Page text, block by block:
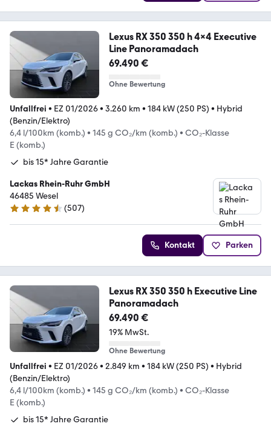
Lexus RX 350 350 h 4x4 Executive
Line Panoramadach
69.490 €
Ohne Bewertung
Unfallfrei • EZ 01/2026• 3.260 km • 184 kW (250 PS) • Hybrid
(Benzin/Elektro)
6,4 l/100km (komb.) • 145 g CO₂/km (komb.) • CO₂-Klasse
E (komb.)
bis 15* Jahre Garantie
Lackas Rhein-Ruhr GmbH
46485 Wesel
4.6 Sterne
(507)
Kontakt Parken
Lexus RX 350 350 h Executive Line
Panoramadach
69.490 €
19% MwSt.
Ohne Bewertung
Unfallfrei • EZ 01/2026• 2.849 km • 184 kW (250 PS) • Hybrid
(Benzin/Elektro)
6,4 l/100km (komb.) • 145 g CO₂/km (komb.) • CO₂-Klasse
E (komb.)
bis 15* Jahre Garantie